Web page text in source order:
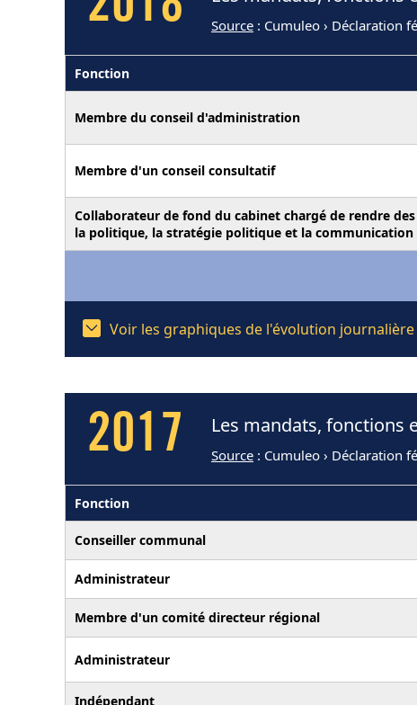
Source : Cumuleo › Déclaration
Fonction
Membre du conseil d'administration
Membre d'un conseil consultatif
Collaborateur de fond du cabinet chargé de rendre
la politique, la stratégie politique et la communication
Voir les graphiques de l'évolution
2017 Les mandats, fonctions
Source : Cumuleo › Déclaration
Fonction
Conseiller communal
Administrateur
Membre d'un comité directeur régional
Administrateur
Indépendant